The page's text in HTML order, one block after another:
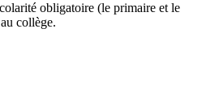
obligatoire (le primaire et le
collège.